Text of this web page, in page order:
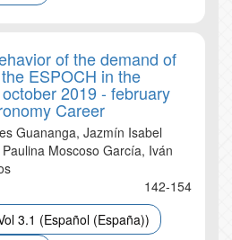
of the demand of
ESPOCH in the
2019 - february
Career
Guananga, Jazmín Isabel
Moscoso García, Iván
142-154
3.1 (Español (España))